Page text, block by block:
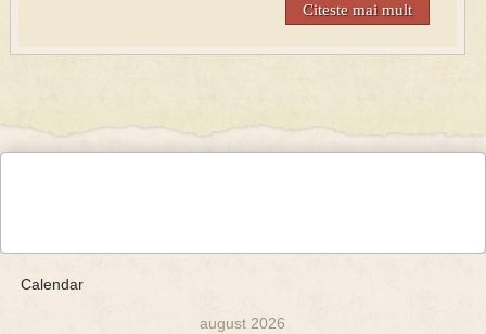
Citeste mai mult
Calendar
august 2026